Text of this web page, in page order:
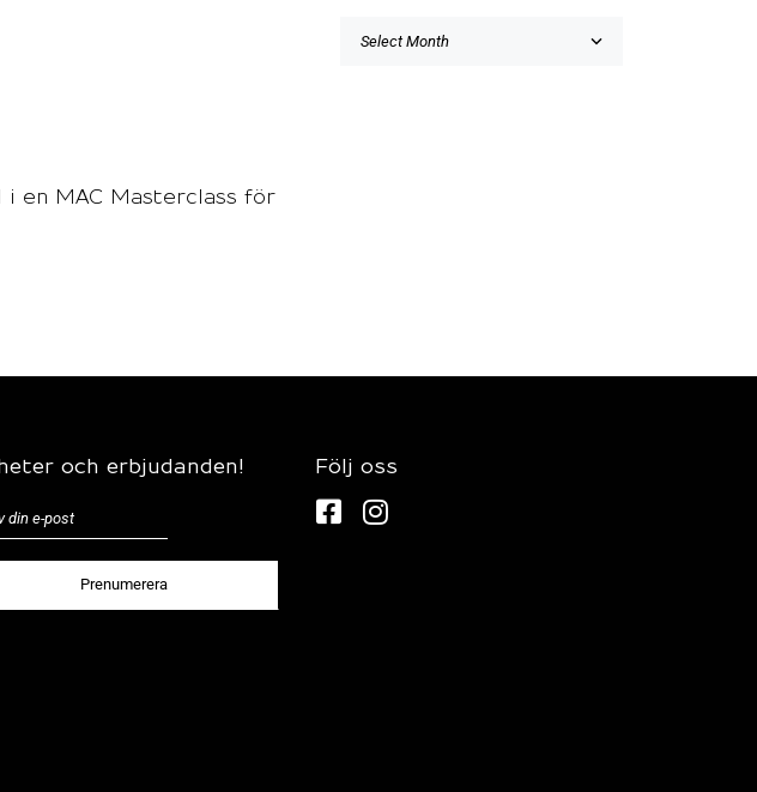
i en MAC Masterclass för
och erbjudanden! Följ oss